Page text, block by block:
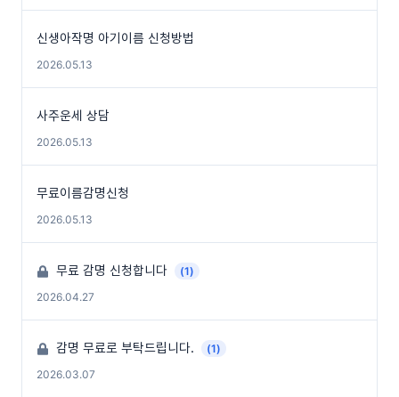
신생아작명 아기이름 신청방법
2026.05.13
사주운세 상담
2026.05.13
무료이름감명신청
2026.05.13
무료 감명 신청합니다
(1)
2026.04.27
감명 무료로 부탁드립니다.
(1)
2026.03.07